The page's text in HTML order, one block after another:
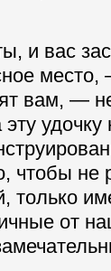
и вас
вам, —
чтобы не
только
от